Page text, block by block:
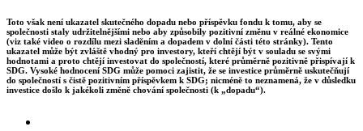
Toto však není ukazatel skutečného dopadu nebo příspěvku fondu k tomu, aby se
společnosti staly udržitelnějšími nebo aby způsobily pozitivní změnu v reálné ekonomice
(viz také video o rozdílu mezi sladěním a dopadem v dolní části této stránky). Tento
ukazatel může být zvláště vhodný pro investory, kteří chtějí být v souladu se svými
hodnotami a proto chtějí investovat do společností, které průměrně pozitivně přispívají k
SDG. Vysoké hodnocení SDG může pomoci zajistit, že se investice průměrně uskutečňují
do společností s čistě pozitivním příspěvkem k SDG; nicméně to neznamená, že v důsledku
investice došlo k jakékoli změně chování společnosti (k „dopadu“).